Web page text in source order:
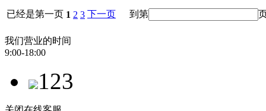
已经是第一页 1 2 3 下一页 到第
我们营业的时间
9:00-18:00
123